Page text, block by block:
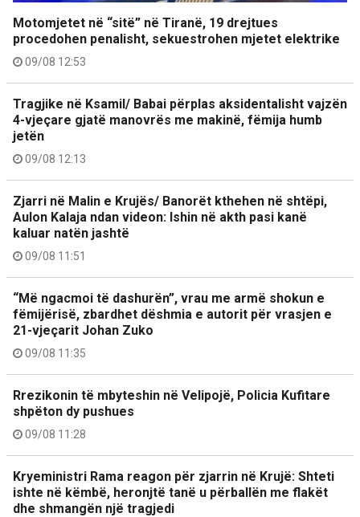
Motomjetet në “sitë” në Tiranë, 19 drejtues
procedohen penalisht, sekuestrohen mjetet elektrike
09/08 12:53
Tragjike në Ksamil/ Babai përplas aksidentalisht vajzën
4-vjeçare gjatë manovrës me makinë, fëmija humb
jetën
09/08 12:13
Zjarri në Malin e Krujës/ Banorët kthehen në shtëpi,
Aulon Kalaja ndan videon: Ishin në akth pasi kanë
kaluar natën jashtë
09/08 11:51
“Më ngacmoi të dashurën”, vrau me armë shokun e
fëmijërisë, zbardhet dëshmia e autorit për vrasjen e
21-vjeçarit Johan Zuko
09/08 11:35
Rrezikonin të mbyteshin në Velipojë, Policia Kufitare
shpëton dy pushues
09/08 11:28
Kryeministri Rama reagon për zjarrin në Krujë: Shteti
ishte në këmbë, heronjtë tanë u përballën me flakët
dhe shmangën një tragjedi